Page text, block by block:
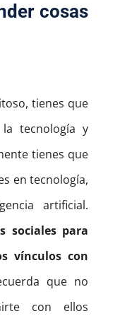
cosas
tienes que
tecnología y
tienes que
en tecnología,
artificial.
sociales para
vínculos con
que no
con ellos